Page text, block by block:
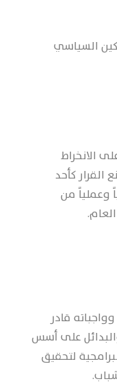
السياسي
الانخراط
كأحد
وعملياً من
قادر
على أسس
لتحقيق